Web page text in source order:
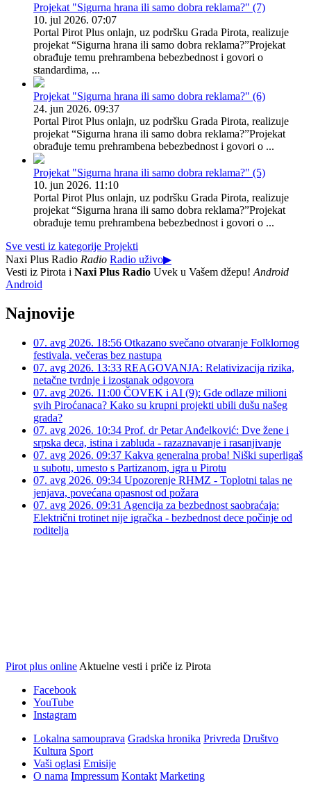
Projekat "Sigurna hrana ili samo dobra reklama?" (7)
10. jul 2026. 07:07
Portal Pirot Plus onlajn, uz podršku Grada Pirota, realizuje
projekat “Sigurna hrana ili samo dobra reklama?”Projekat
obrađuje temu prehrambena bebezbednost i govori o
standardima, ...
Projekat "Sigurna hrana ili samo dobra reklama?" (6)
24. jun 2026. 09:37
Portal Pirot Plus onlajn, uz podršku Grada Pirota, realizuje
projekat “Sigurna hrana ili samo dobra reklama?”Projekat
obrađuje temu prehrambena bebezbednost i govori o ...
Projekat "Sigurna hrana ili samo dobra reklama?" (5)
10. jun 2026. 11:10
Portal Pirot Plus onlajn, uz podršku Grada Pirota, realizuje
projekat “Sigurna hrana ili samo dobra reklama?”Projekat
Sve vesti iz kategorije Projekti
Naxi Plus Radio Radio Radio uživo▶
Vesti iz Pirota i
Najnovije
07. avg 2026. 18:56 Otkazano svečano otvaranje Folklornog
festivala, večeras bez nastupa
07. avg 2026. 13:33 REAGOVANJA: Relativizacija rizika,
netačne tvrdnje i izostanak odgovora
07. avg 2026. 11:00 ČOVEK i AI (9): Gde odlaze milioni
svih Piroćanaca? Kako su krupni projekti ubili dušu našeg
grada?
07. avg 2026. 10:34 Prof. dr Petar Anđelković: Dve žene i
srpska deca, istina i zabluda - razaznavanje i rasanjivanje
07. avg 2026. 09:37 Kakva generalna proba! Niški superligaš
u subotu, umesto s Partizanom, igra u Pirotu
07. avg 2026. 09:34 Upozorenje RHMZ - Toplotni talas ne
jenjava, povećana opasnost od požara
07. avg 2026. 09:31Agencija za bezbednost saobraćaja:
Električni trotinet nije igračka - bezbednost dece počinje od
Facebook
YouTube
Lokalna samouprava
Kultura Sport
Vaši oglasi Emisije